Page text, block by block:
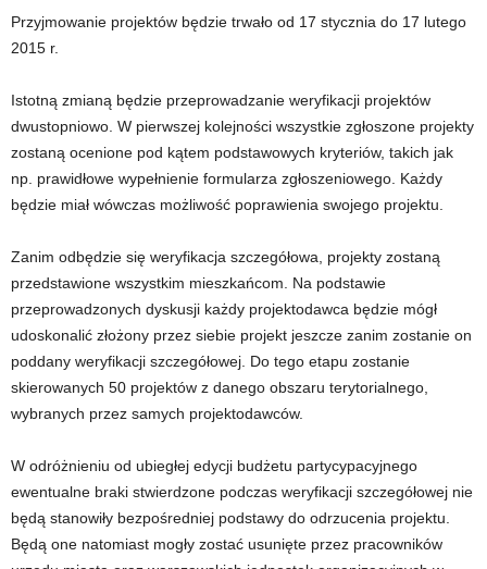
Przyjmowanie projektów będzie trwało od 17 stycznia do 17 lutego
2015 r.
Istotną zmianą będzie przeprowadzanie weryfikacji projektów
dwustopniowo. W pierwszej kolejności wszystkie zgłoszone projekty
zostaną ocenione pod kątem podstawowych kryteriów, takich jak
np. prawidłowe wypełnienie formularza zgłoszeniowego. Każdy
będzie miał wówczas możliwość poprawienia swojego projektu.
Zanim odbędzie się weryfikacja szczegółowa, projekty zostaną
przedstawione wszystkim mieszkańcom. Na podstawie
przeprowadzonych dyskusji każdy projektodawca będzie mógł
udoskonalić złożony przez siebie projekt jeszcze zanim zostanie on
poddany weryfikacji szczegółowej. Do tego etapu zostanie
skierowanych 50 projektów z danego obszaru terytorialnego,
wybranych przez samych projektodawców.
W odróżnieniu od ubiegłej edycji budżetu partycypacyjnego
ewentualne braki stwierdzone podczas weryfikacji szczegółowej nie
będą stanowiły bezpośredniej podstawy do odrzucenia projektu.
Będą one natomiast mogły zostać usunięte przez pracowników